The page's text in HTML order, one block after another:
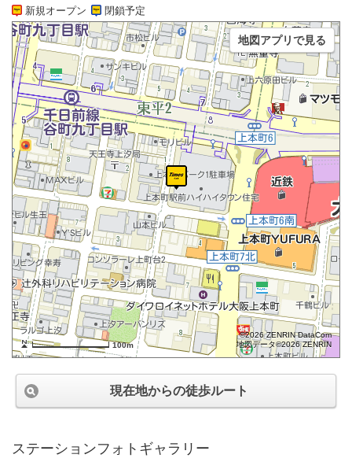
新規オープン 閉鎖予定
100m
©2026 ZENRIN DataCom
地図データ©2026 ZENRIN
地図アプリで見る
現在地からの徒歩ルート
ステーションフォトギャラリー